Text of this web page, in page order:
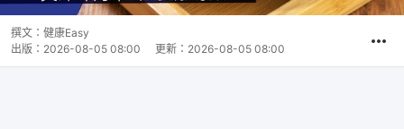
撰文： 健康Easy
出版： 2026-08-05 08:00 更新： 2026-08-05 08:00